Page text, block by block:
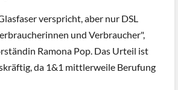
verspricht, aber nur DSL
und Verbraucher",
Ramona Pop. Das Urteil ist
da 1&1 mittlerweile Berufung